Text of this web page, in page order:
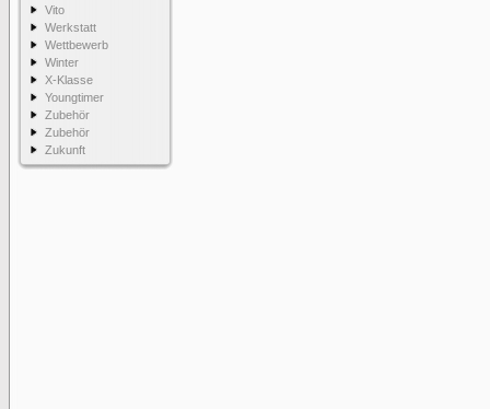
Vito
Werkstatt
Wettbewerb
Winter
X-Klasse
Youngtimer
Zubehör
Zubehör
Zukunft